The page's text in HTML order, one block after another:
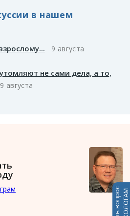
в нашем
9 августа
не сами дела, а то,
9 августа